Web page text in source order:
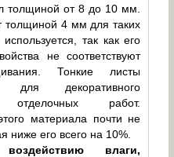
толщиной от 8 до 10 мм.
толщиной 4 мм для таких
так как его
не соответствуют
Тонкие листы
декоративного
работ.
материала почти не
ниже его всего на 10%.
влаги,